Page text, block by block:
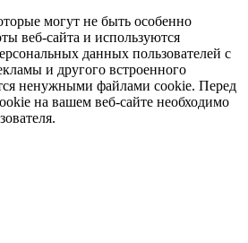
могут не быть особенно
веб-сайта и используются
данных пользователей с
и другого встроенного
ненужными файлами cookie. Перед
на вашем веб-сайте необходимо